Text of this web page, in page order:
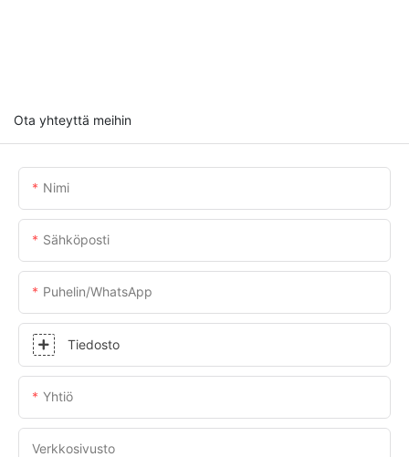
Ota yhteyttä meihin
Nimi
Sähköposti
Puhelin/WhatsApp
Tiedosto
Yhtiö
Verkkosivusto